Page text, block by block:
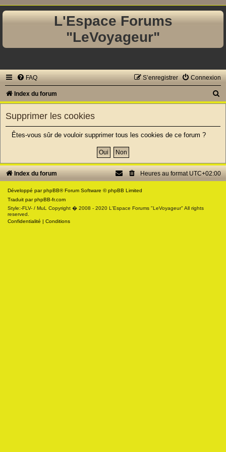
L'Espace Forums
"LeVoyageur"
FAQ Connexion
S’enregistrer
Index du forum
c
Supprimer les cookies
Êtes-vous sûr de vouloir supprimer tous les cookies de ce forum ?
Index du forum Heures au formatUTC+02:00
Développé parphpBB® Forum Software © phpBB Limited
Traduit parphpBB-fr.com
Style:-FLV- / MuL Copyright � 2008 - 2020 L'Espace Forums "LeVoyageur" All rights
reserved.
Confidentialité | Conditions